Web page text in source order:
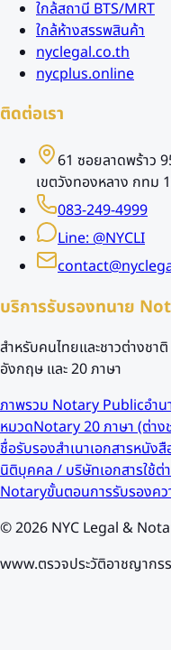
ใกล้สถานี BTS/MRT
ใกล้ห้างสรรพสินค้า
nyclegal.co.th
nycplus.online
ติดต่อเรา
61 ซอยลาดพร้าว
เขตวังทองหลาง กทม
083-249-4999
Line: @NYCLI
บริการรับรองทนาย
สำหรับคนไทยและชาวต่างชา
อังกฤษ และ 20 ภาษา
ภาพรวม Notary Publicอำ
หมวดNotary 20 ภาษา (ต่าง
ชื่อรับรองสำเนาเอกสารหนังสื
นิติบุคคล / บริษัทเอกสารใช้ต่
Notaryขั้นตอนการรับรองค
©2026 NYC Legal &
www.ตรวจประวัติอาชญาก